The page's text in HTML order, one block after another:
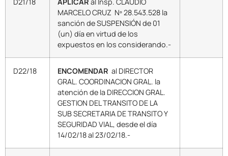
MARCELO CRUZ Nº 28.543.528 la
sanción de SUSPENSIÓN de 01
(un) día en virtud de los
expuestos en los considerando.-
D22/18 ENCOMENDAR al DIRECTOR
GRAL. COORDINACION GRAL. la
atención de la DIRECCION GRAL.
GESTION DEL TRANSITO DE LA
SUB SECRETARIA DE TRANSITO Y
SEGURIDAD VIAL, desde el día
14/02/18 al 23/02/18.-